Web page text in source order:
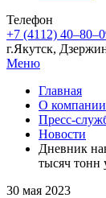
Телефон
+7 (4112)
г.Якутск,
Меню
Главная
О компании
Пресс-
Новости
Дневник
тысяч тонн
30 мая 2023